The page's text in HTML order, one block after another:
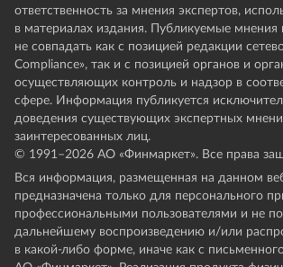
ответственность за мнения экспертов,
в материалах издания. Публикуемые мнения
не совпадать как с позицией редакции
Compliance», так и с позицией органов и
осуществляющих контроль и надзор в
сфере. Информация публикуется
доведения существующих экспертных
заинтересованных лиц.
© 1991–2026 АО «Финмаркет». Все права
Вся информация, размещенная на данном
предназначена только для персонального
профессиональными пользователями и не
дальнейшему воспроизведению и/или
в какой-либо форме, иначе как с